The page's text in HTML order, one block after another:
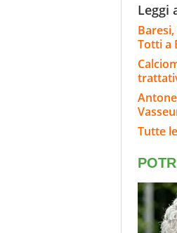
Leggi
Totti a
Tutte